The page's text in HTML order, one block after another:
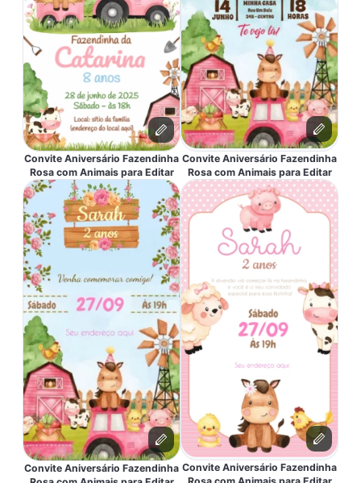
Convite Aniversário Fazendinha
Rosa com Animais para Editar
Convite Aniversário Fazendinha
Convite Aniversário Fazendinha
Rosa com Animais para Editar
Convite Aniversário Fazendinha